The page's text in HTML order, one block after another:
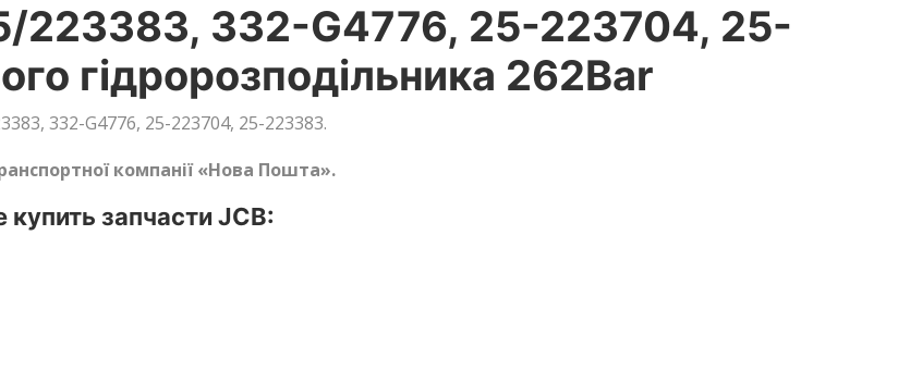
223383, 332-G4776, 25-223704, 25-
гідророзподільника 262Bar
332-G4776, 25-223704, 25-223383.
компанії «Нова Пошта».
запчасти JCB: